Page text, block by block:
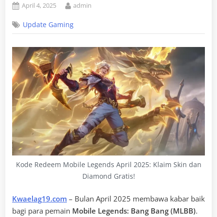
Posted
April 4, 2025 By
admin
Update Gaming
Kode Redeem Mobile Legends April 2025: Klaim Skin dan
Diamond Gratis!
Kwaelag19.com – Bulan April 2025 membawa kabar baik
bagi para pemain Mobile Legends: Bang Bang (MLBB).